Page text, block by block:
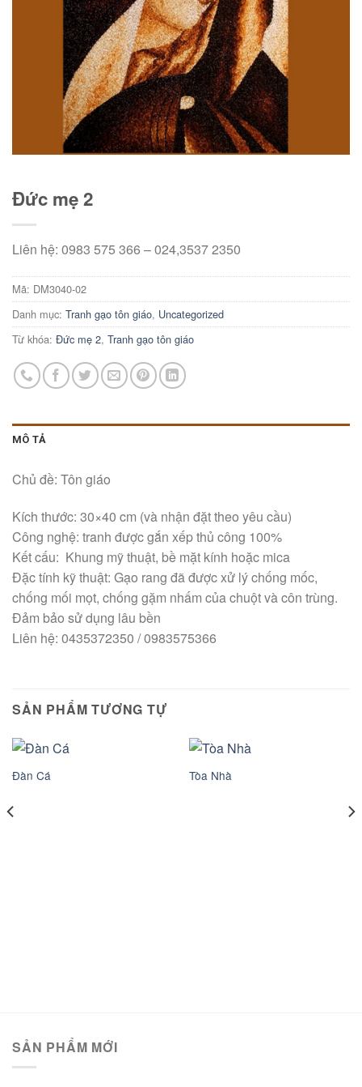
Đức mẹ 2
Liên hệ: 0983 575 366 – 024,3537 2350
Mã: DM3040-02
Danh mục: Tranh gạo tôn giáo, Uncategorized
Từ khóa: Đức mẹ 2, Tranh gạo tôn giáo
MÔ TẢ
Chủ đề: Tôn giáo
Kích thước: 30×40 cm (và nhận đặt theo yêu cầu)
Công nghệ: tranh được gắn xếp thủ công 100%
Kết cấu: Khung mỹ thuật, bề mặt kính hoặc mica
Đặc tính kỹ thuật: Gạo rang đã được xử lý chống mốc,
chống mối mọt, chống gặm nhấm của chuột và côn trùng.
Đảm bảo sử dụng lâu bền
Liên hệ: 0435372350 / 0983575366
SẢN PHẨM TƯƠNG TỰ
Đàn Cá Tòa Nhà
SẢN PHẨM MỚI